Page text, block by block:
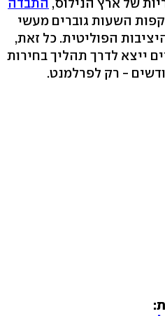
השעות גוברים מעשי
הפוליטית. כל זאת,
ייצא לדרך תהליך בחירות
- רק לפרלמנט.